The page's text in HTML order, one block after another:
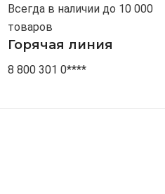
Всегда в наличии до 10 000
товаров
Горячая линия
8 800 301 0****